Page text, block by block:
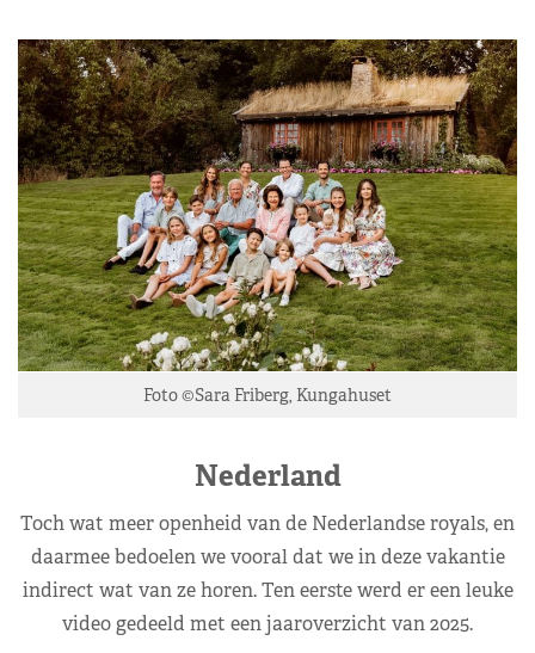
Foto ©Sara Friberg, Kungahuset
Nederland
Toch wat meer openheid van de Nederlandse royals, en
daarmee bedoelen we vooral dat we in deze vakantie
indirect wat van ze horen. Ten eerste werd er een leuke
video gedeeld met een jaaroverzicht van 2025.